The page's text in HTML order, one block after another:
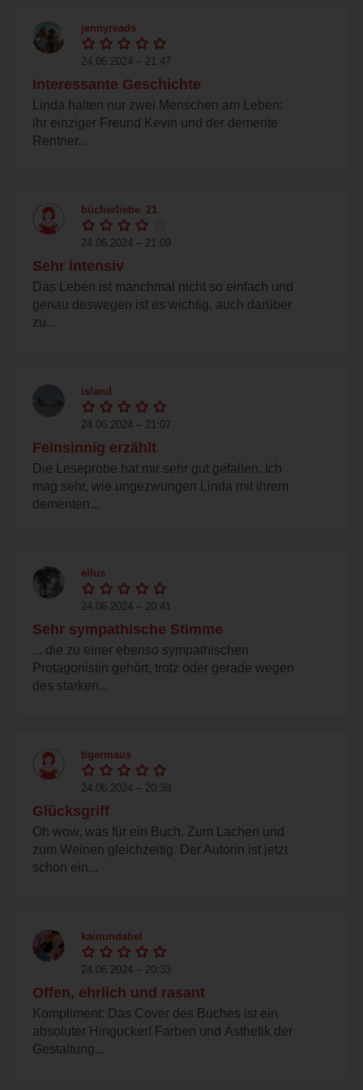
jennyreads
24.06.2024 – 21:47
Interessante Geschichte
Linda halten nur zwei Menschen am Leben:
ihr einziger Freund Kevin und der demente
Rentner...
bücherliebe_21
24.06.2024 – 21:09
Sehr intensiv
Das Leben ist manchmal nicht so einfach und
genau deswegen ist es wichtig, auch darüber
zu...
island
24.06.2024 – 21:07
Feinsinnig erzählt
Die Leseprobe hat mir sehr gut gefallen. Ich
mag sehr, wie ungezwungen Linda mit ihrem
dementen...
ellus
24.06.2024 – 20:41
Sehr sympathische Stimme
... die zu einer ebenso sympathischen
Protagonistin gehört, trotz oder gerade wegen
des starken...
tigermaus
24.06.2024 – 20:39
Glücksgriff
Oh wow, was für ein Buch. Zum Lachen und
zum Weinen gleichzeitig. Der Autorin ist jetzt
schon ein...
kainundabel
24.06.2024 – 20:33
Offen, ehrlich und rasant
Kompliment: Das Cover des Buches ist ein
absoluter Hingucker! Farben und Ästhetik der
Gestaltung...